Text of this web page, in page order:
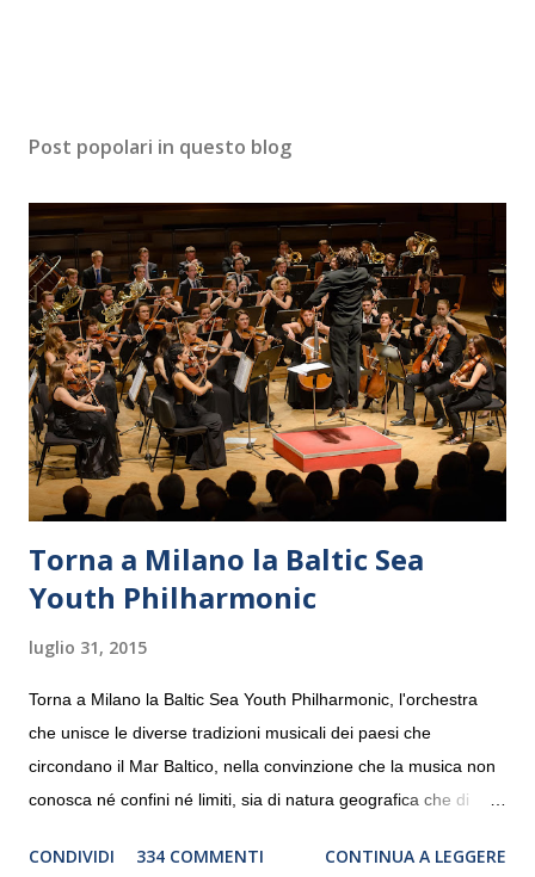
Post popolari in questo blog
Torna a Milano la Baltic Sea
Youth Philharmonic
luglio 31, 2015
Torna a Milano la Baltic Sea Youth Philharmonic, l'orchestra
che unisce le diverse tradizioni musicali dei paesi che
circondano il Mar Baltico, nella convinzione che la musica non
conosca né confini né limiti, sia di natura geografica che di
debutterà il 10 settembre a Heiden, in Germania, e toccherà, in
CONDIVIDI 334 COMMENTI CONTINUA A LEGGERE